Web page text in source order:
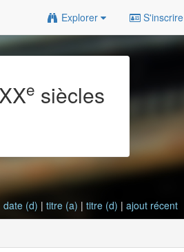
Explorer S'inscrire
e siècles
date (d) |titre (a) |titre (d) |ajout récent